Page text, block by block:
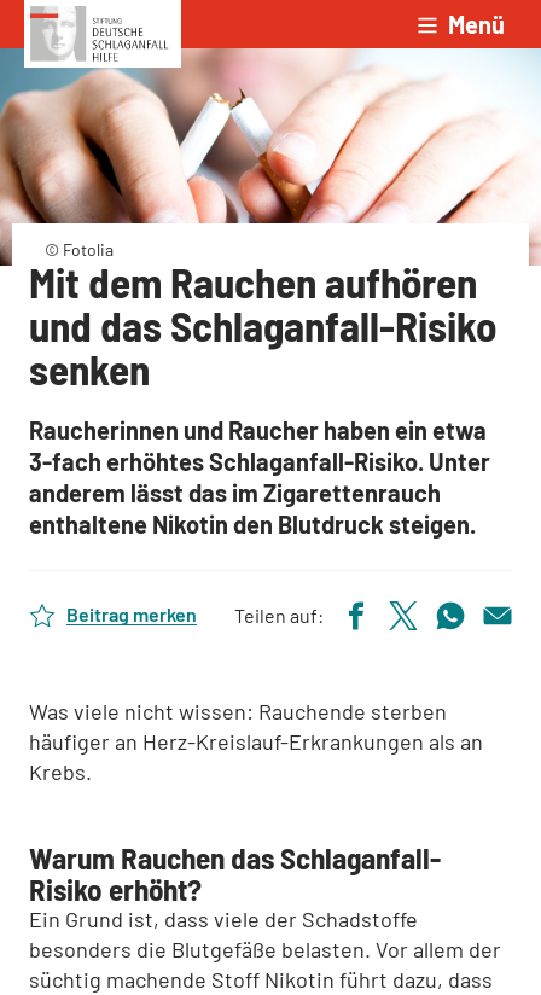
Zum Inhalt springen Menü
© Fotolia
Mit dem Rauchen aufhören
und das Schlaganfall-Risiko
senken
Raucherinnen und Raucher haben ein etwa
3-fach erhöhtes Schlaganfall-Risiko. Unter
anderem lässt das im Zigarettenrauch
enthaltene Nikotin den Blutdruck steigen.
Beitrag merken Teilen auf:
Was viele nicht wissen: Rauchende sterben
häufiger an Herz-Kreislauf-Erkrankungen als an
Krebs.
Warum Rauchen das Schlaganfall-
Risiko erhöht?
Ein Grund ist, dass viele der Schadstoffe
besonders die Blutgefäße belasten. Vor allem der
süchtig machende Stoff Nikotin führt dazu, dass